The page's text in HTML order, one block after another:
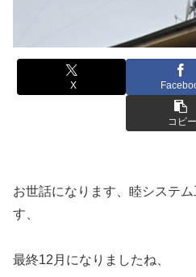
X
コピー
お世話になります、睦システ
す、
最終12月になりましたね、